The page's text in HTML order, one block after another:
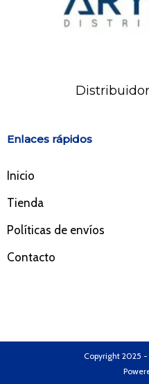
Enlaces rápidos
Inicio
Tienda
Políticas de envíos
Contacto
Copyright 2025